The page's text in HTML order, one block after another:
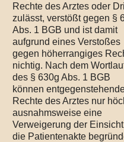
Rechte des Arztes oder
zulässt, verstößt gegen §
Abs. 1 BGB und ist damit
aufgrund eines Verstoßes
gegen höherrangiges
nichtig. Nach dem
des § 630g Abs. 1 BGB
können
Rechte des Arztes nur
ausnahmsweise eine
Verweigerung der
die Patientenakte